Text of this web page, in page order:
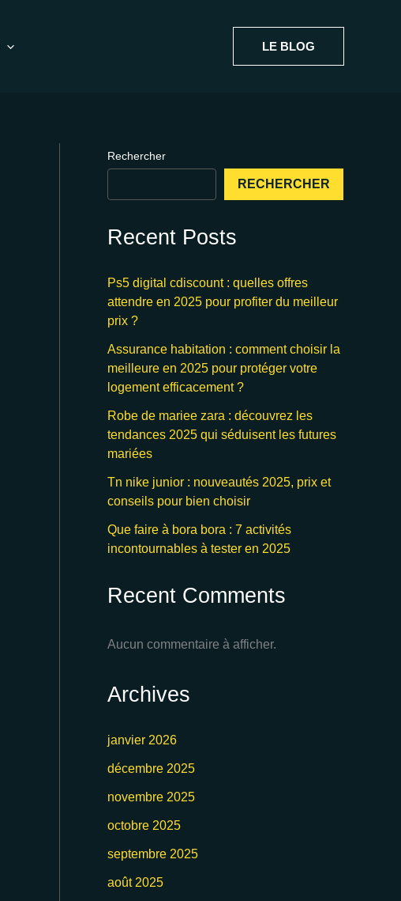
LE BLOG
Rechercher
RECHERCHER
Recent Posts
Ps5 digital cdiscount : quelles offres
attendre en 2025 pour profiter du meilleur
prix ?
Assurance habitation : comment choisir la
meilleure en 2025 pour protéger votre
logement efficacement ?
Robe de mariee zara : découvrez les
tendances 2025 qui séduisent les futures
mariées
Tn nike junior : nouveautés 2025, prix et
conseils pour bien choisir
Que faire à bora bora : 7 activités
incontournables à tester en 2025
Recent Comments
Aucun commentaire à afficher.
Archives
janvier 2026
décembre 2025
novembre 2025
octobre 2025
septembre 2025
août 2025